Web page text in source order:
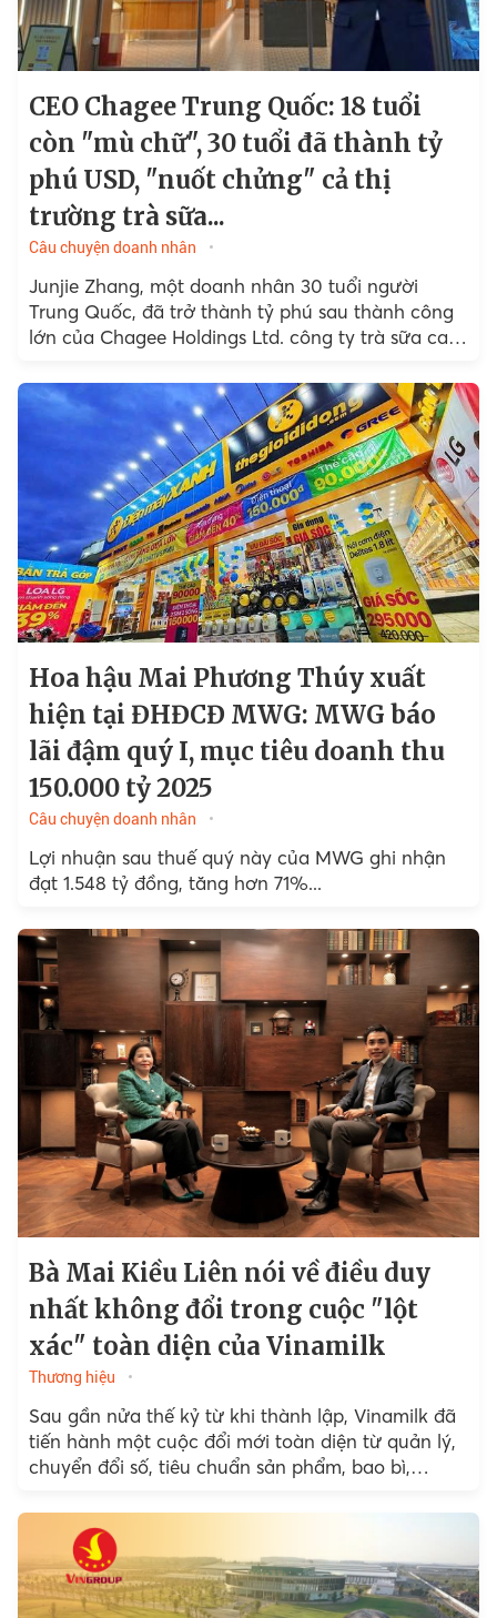
CEO Chagee Trung Quốc: 18 tuổi
còn "mù chữ", 30 tuổi đã thành tỷ
phú USD, "nuốt chửng" cả thị
trường trà sữa...
Câu chuyện doanh nhân
Junjie Zhang, một doanh nhân 30 tuổi người
Trung Quốc, đã trở thành tỷ phú sau thành công
lớn của Chagee Holdings Ltd. công ty trà sữa cao
Hoa hậu Mai Phương Thúy xuất
hiện tại ĐHĐCĐ MWG: MWG báo
lãi đậm quý I, mục tiêu doanh thu
150.000 tỷ 2025
Câu chuyện doanh nhân
Lợi nhuận sau thuế quý này của MWG ghi nhận
đạt 1.548 tỷ đồng, tăng hơn 71%...
Bà Mai Kiều Liên nói về điều duy
nhất không đổi trong cuộc "lột
xác" toàn diện của Vinamilk
Thương hiệu
Sau gần nửa thế kỷ từ khi thành lập, Vinamilk đã
tiến hành một cuộc đổi mới toàn diện từ quản lý,
chuyển đổi số, tiêu chuẩn sản phẩm, bao bì,